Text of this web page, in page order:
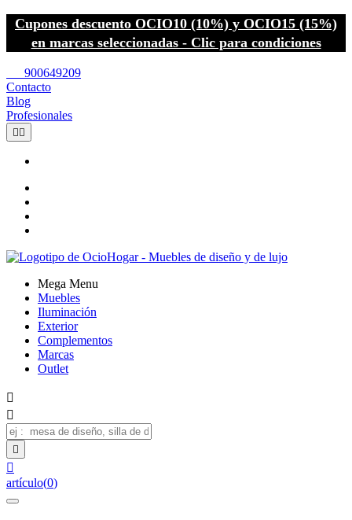
Cupones descuento OCIO10 (10%) y OCIO15 (15%)
en marcas seleccionadas - Clic para condiciones
900649209
Contacto
Blog
Profesionales
 
Mega Menu
Muebles
Iluminación
Exterior
Complementos
Marcas
Outlet




artículo(0)